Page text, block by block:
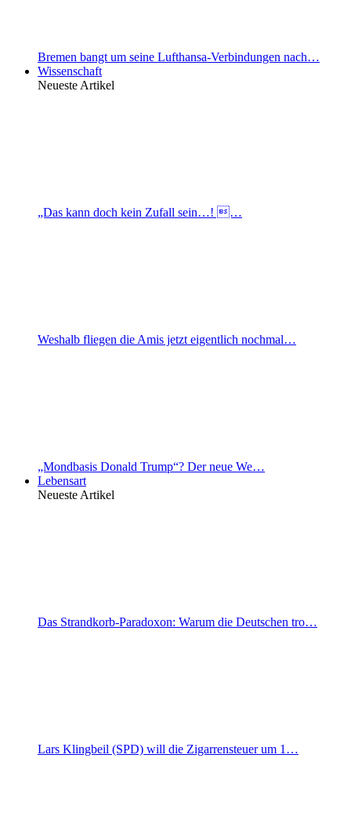
Bremen bangt um seine Lufthansa-Verbindungen nach…
Wissenschaft
Neueste Artikel
„Das kann doch kein Zufall sein…! …
Weshalb fliegen die Amis jetzt eigentlich nochmal…
„Mondbasis Donald Trump“? Der neue We…
Lebensart
Neueste Artikel
Das Strandkorb-Paradoxon: Warum die Deutschen tro…
Lars Klingbeil (SPD) will die Zigarrensteuer um 1…